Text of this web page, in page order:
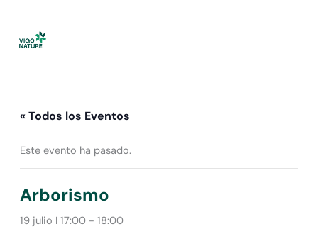
contenido
« Todos los Eventos
Este evento ha pasado.
Arborismo
19 julio I 17:00- 18:00